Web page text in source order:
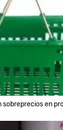
sobreprecios en